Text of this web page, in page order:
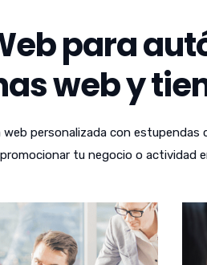
para
web y
web personalizada con
promocionar tu negocio o actividad